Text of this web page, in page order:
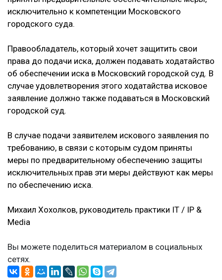
исключительно к компетенции Московского
городского суда.
Правообладатель, который хочет защитить свои
права до подачи иска, должен подавать ходатайство
об обеспечении иска в Московский городской суд. В
случае удовлетворения этого ходатайства исковое
заявление должно также подаваться в Московский
городской суд.
В случае подачи заявителем искового заявления по
требованию, в связи с которым судом приняты
меры по предварительному обеспечению защиты
исключительных прав эти меры действуют как меры
по обеспечению иска.
Михаил Хохолков, руководитель практики IT / IP &
Media
Вы можете поделиться материалом в социальных
сетях.